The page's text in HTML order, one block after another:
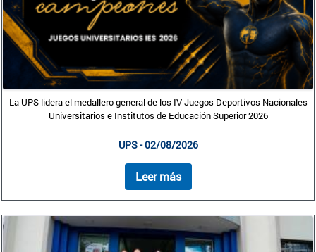
La UPS lidera el medallero general de los IV Juegos Deportivos Nacionales
Universitarios e Institutos de Educación Superior 2026
UPS - 02/08/2026
Leer más